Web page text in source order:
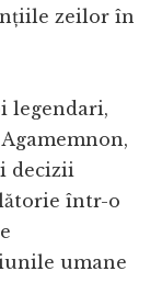
zeilor în
legendari,
decizii
într-o
umane